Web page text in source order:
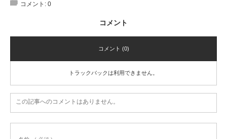
コメント: 0
コメント
コメント (0)
トラックバックは利用できません。
この記事へのコメントはありません。